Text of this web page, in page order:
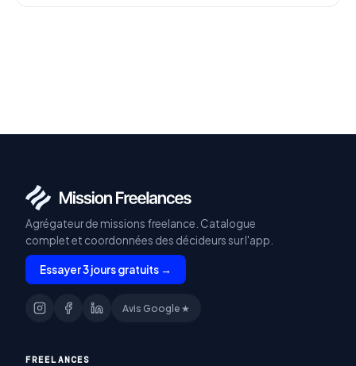
Agrégateur de missions freelance. Catalogue
complet et coordonnées des décideurs sur l'app.
Essayer 3 jours gratuits →
Avis Google ★
FREELANCES